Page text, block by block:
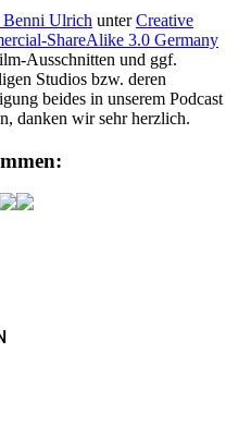
Benni Ulrich unterCreative
ShareAlike 3.0 Germany
Ausschnitten und ggf.
Studios bzw. deren
beides in unserem Podcast
danken wir sehr herzlich.